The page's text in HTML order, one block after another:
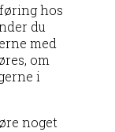
hos
du
med
om
i
noget